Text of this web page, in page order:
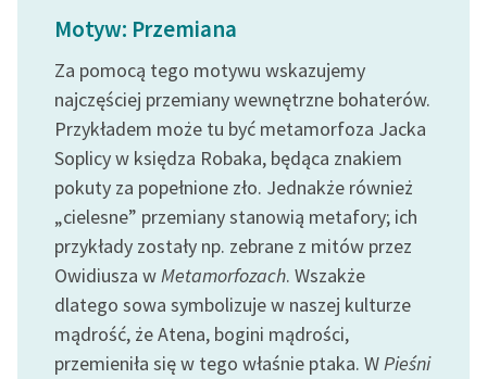
twórców przechodzących
do domeny publicznej,
lektur szkolnych oraz
Starego Testamentu
Odkurzamy bohaterów
Szkoła Poezji Wolnych
Lektur
O nas
Kontakt
Motyw: Przemiana
Za pomocą tego motywu wskazujemy
najczęściej przemiany wewnętrzne bohaterów.
Przykładem może tu być metamorfoza Jacka
Soplicy w księdza Robaka, będąca znakiem
pokuty za popełnione zło. Jednakże również
„cielesne” przemiany stanowią metafory; ich
przykłady zostały np. zebrane z mitów przez
Owidiusza wMetamorfozach. Wszakże
dlatego sowa symbolizuje w naszej kulturze
mądrość, że Atena, bogini mądrości,
przemieniła się w tego właśnie ptaka. WPieśni